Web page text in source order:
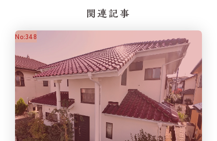
まずは相談してみる
関連記事
No:348